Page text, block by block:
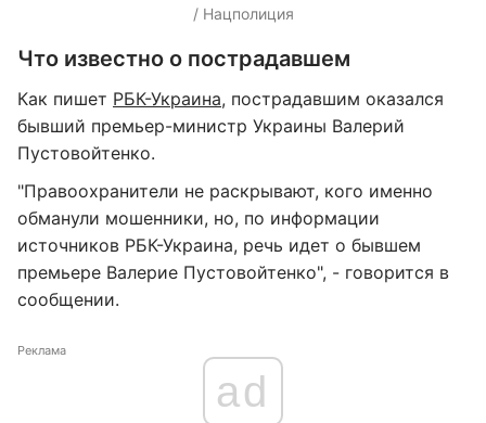
/ Нацполиция
Что известно о пострадавшем
Как пишет РБК-Украина, пострадавшим оказался
бывший премьер-министр Украины Валерий
Пустовойтенко.
"Правоохранители не раскрывают, кого именно
обманули мошенники, но, по информации
источников РБК-Украина, речь идет о бывшем
премьере Валерие Пустовойтенко", - говорится в
сообщении.
Реклама
ad